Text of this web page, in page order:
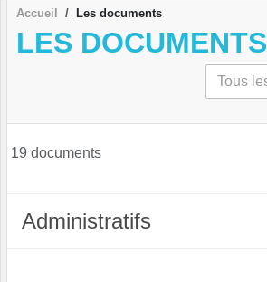
Accueil Les documents
LES DOCUMENTS
19 documents
Administratifs